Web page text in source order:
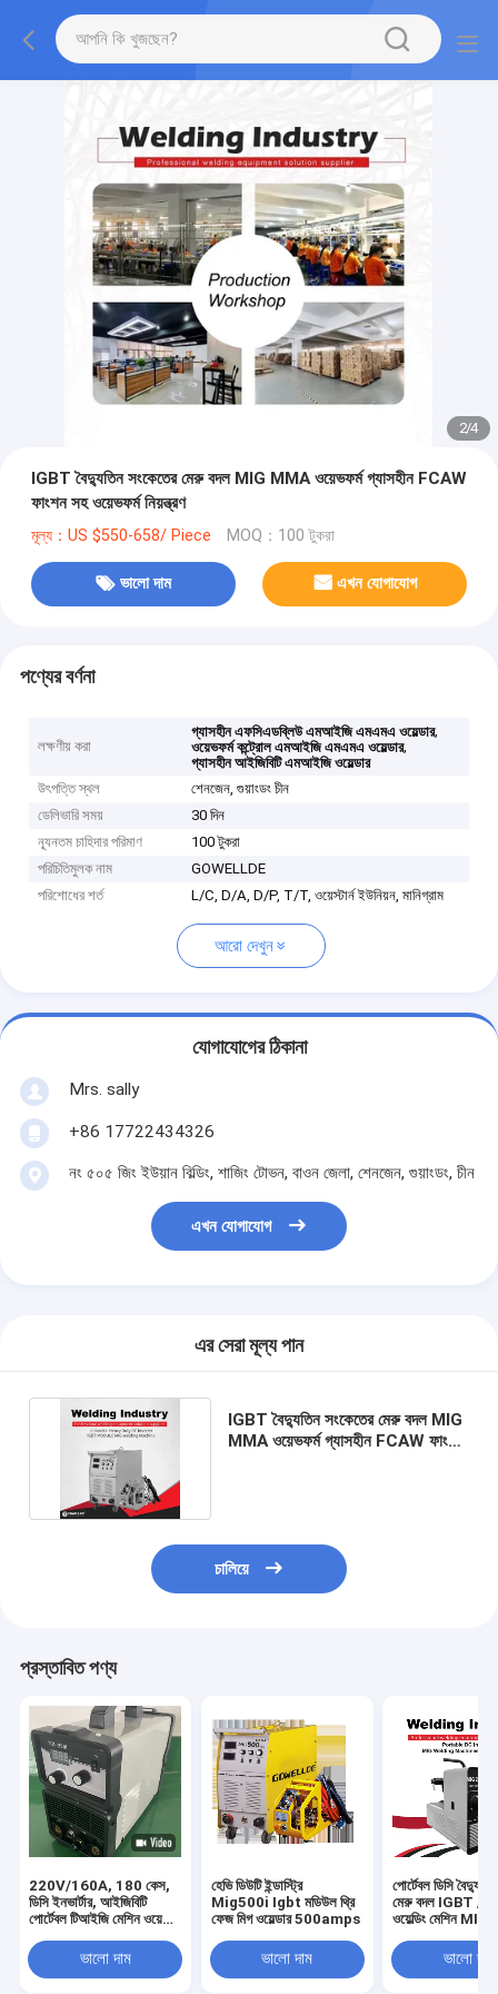
2/4
IGBT বৈদ্যুতিন সংকেতের মেরু বদল MIG MMA ওয়েভফর্ম গ্যাসহীন FCAW
ফাংশন সহ ওয়েভফর্ম নিয়ন্ত্রণ
মূল্য：US $550-658/ Piece MOQ：100 টুকরা
ভালো দাম এখন যোগাযোগ
পণ্যের বর্ণনা
লক্ষণীয় করা
গ্যাসহীন এফসিএডব্লিউ এমআইজি এমএমএ ওয়েল্ডার,
ওয়েভফর্ম কন্ট্রোল এমআইজি এমএমএ ওয়েল্ডার,
গ্যাসহীন আইজিবিটি এমআইজি ওয়েল্ডার
উৎপত্তি স্থল
শেনজেন, গুয়াংডং চীন
ডেলিভারি সময়
30 দিন
ন্যূনতম চাহিদার পরিমাণ
100 টুকরা
পরিচিতিমুলক নাম
GOWELLDE
পরিশোধের শর্ত
L/C, D/A, D/P, T/T, ওয়েস্টার্ন ইউনিয়ন, মানিগ্রাম
আরো দেখুন
যোগাযোগের ঠিকানা
Mrs. sally
+86 17722434326
নং ৫০৫ জিং ইউয়ান বিল্ডিং, শাজিং টোভন, বাওন জেলা, শেনজেন, গুয়াংডং, চীন
এখন যোগাযোগ
এর সেরা মূল্য পান
IGBT বৈদ্যুতিন সংকেতের মেরু বদল MIG
MMA ওয়েভফর্ম গ্যাসহীন FCAW ফাংশন
চালিয়ে
প্রস্তাবিত পণ্য
220V/160A, 180 কেস,
ডিসি ইনভার্টার, আইজিবিটি
পোর্টেবল টিআইজি মেশিন ওয়েল্ডিং
200 আই ভালো দাম
হেভি ডিউটি ​​ইন্ডাস্ট্রি
Mig500i Igbt মডিউল থ্রি
ফেজ মিগ ওয়েল্ডার 500amps
ভালো দাম
পোর্টেবল ডিসি
মেরু বদল IGBT /
ওয়েল্ডিং মেশিন
ভালো দাম